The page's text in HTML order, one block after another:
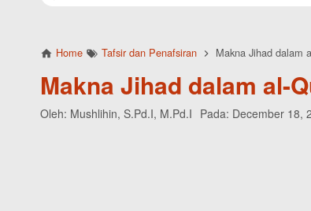
Home Tafsir dan Penafsiran Makna Jihad dalam
Makna Jihad dalam al-
Oleh: Mushlihin, S.Pd.I, M.Pd.I Pada: December 18,